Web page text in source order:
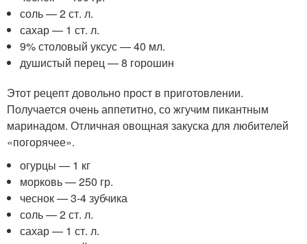
соль — 2 ст. л.
сахар — 1 ст. л.
9% столовый уксус — 40 мл.
душистый перец — 8 горошин
Этот рецепт довольно прост в приготовлении.
Получается очень аппетитно, со жгучим пикантным
маринадом. Отличная овощная закуска для любителей
«погорячее».
огурцы — 1 кг
морковь — 250 гр.
чеснок — 3-4 зубчика
соль — 2 ст. л.
сахар — 1 ст. л.